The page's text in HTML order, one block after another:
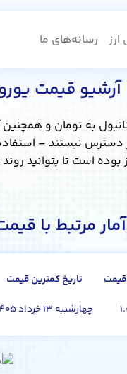
ارز رسانه‌های ما
آرشیو قیمت
به تومان و همچنین
بوده است تا بتوانید
آمار مرتبط با
تاریخ کمترین قیمت
چهارشنبه ۱۳ خرداد ۱۴۰۵